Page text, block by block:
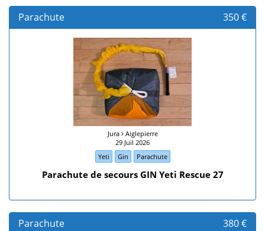
Parachute 350 €
Jura Aiglepierre
29 Juil 2026
Yeti
Gin Parachute
Parachute de secours GIN Yeti Rescue 27
Parachute 380 €